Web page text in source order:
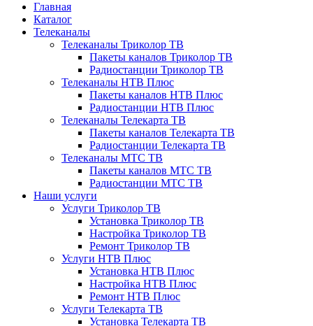
Главная
Каталог
Телеканалы
Телеканалы Триколор ТВ
Пакеты каналов Триколор ТВ
Радиостанции Триколор ТВ
Телеканалы НТВ Плюс
Пакеты каналов НТВ Плюс
Радиостанции НТВ Плюс
Телеканалы Телекарта ТВ
Пакеты каналов Телекарта ТВ
Радиостанции Телекарта ТВ
Телеканалы МТС ТВ
Пакеты каналов МТС ТВ
Радиостанции МТС ТВ
Наши услуги
Услуги Триколор ТВ
Установка Триколор ТВ
Настройка Триколор ТВ
Ремонт Триколор ТВ
Услуги НТВ Плюс
Установка НТВ Плюс
Настройка НТВ Плюс
Ремонт НТВ Плюс
Услуги Телекарта ТВ
Установка Телекарта ТВ